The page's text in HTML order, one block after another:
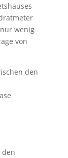
wenig
von
den
den